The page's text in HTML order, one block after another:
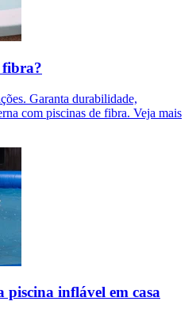
fibra?
Garanta durabilidade,
com piscinas de fibra. Veja mais
piscina inflável em casa